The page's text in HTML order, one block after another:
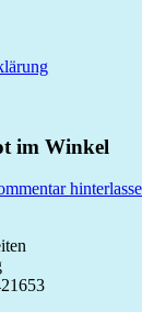
im Winkel